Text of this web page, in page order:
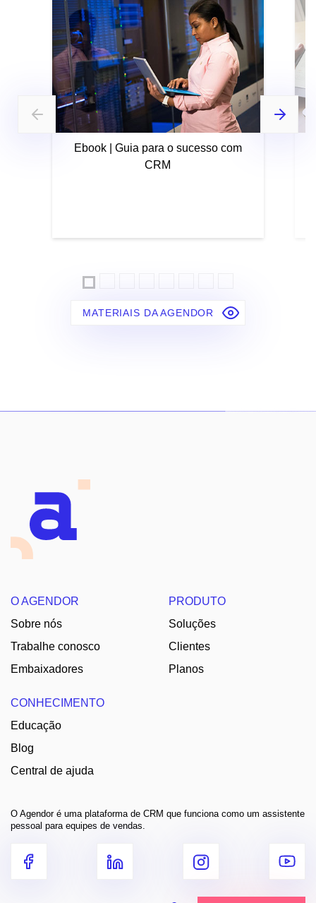
Ebook | Guia para o sucesso com
CRM
MATERIAIS DA AGENDOR
O AGENDOR
Sobre nós
Trabalhe conosco
Embaixadores
PRODUTO
Soluções
Clientes
Planos
CONHECIMENTO
Educação
Blog
Central de ajuda
O Agendor é uma plataforma de CRM que funciona como um assistente
pessoal para equipes de vendas.